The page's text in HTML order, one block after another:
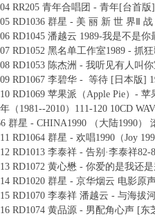
RR205 青年合唱团 - 青年[台首
RD1036 群星 - 美 丽 新 世 界Ⅱ
RD1045 潘越云 1989-我是不是
RD1052 黑名单工作室1989 - 抓
RD1053 陈杰洲 - 我听见有人叫
RD1067 李碧华 - 等待 [日本版]
RD1069 苹果派（Apple Pie）-
年（1981--2010）111-120 10CD WAV
群星 - CHINA1990 （大陆1990
RD1064 群星 - 欢唱1990（Joy
RD1013 李泰祥 - 告别·李泰祥
RD1072 黄心懋 - 你爱的是我还
RD1020 群星 - 京华烟云 电影原
RD1070 李泰祥 潘越云 - 与海拔
RD1074 黄品源 - 男配角心声 [东